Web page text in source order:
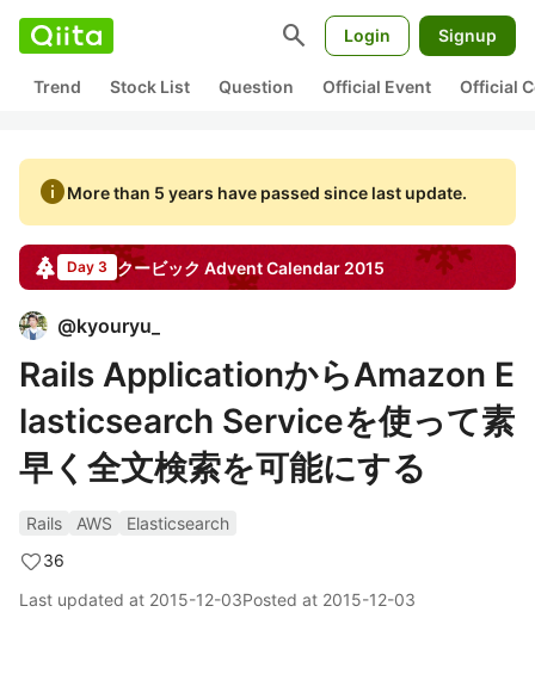
search Login Signup
Trend Stock List Question Official Event Official
infoMore than 5 years have passed since last update.
Day 3 クービック Advent Calendar 2015
@kyouryu_
Rails ApplicationからAmazon E
lasticsearch Serviceを使って素
早く全文検索を可能にする
Rails AWS
Elasticsearch
36
Last updated at 2015-12-03Posted at 2015-12-03